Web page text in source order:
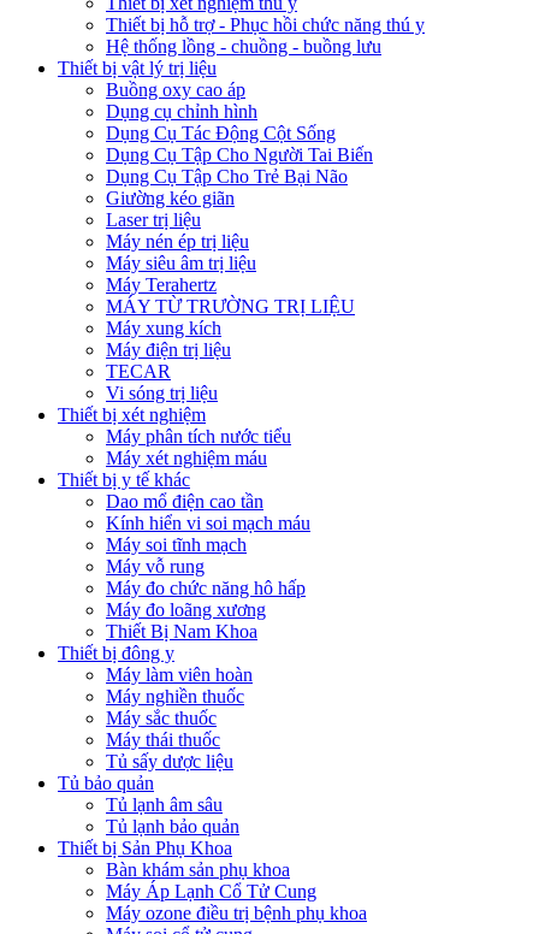
Thiết bị hỗ trợ - Phục hồi chức năng thú y
Hệ thống lồng - chuồng - buồng lưu
Thiết bị vật lý trị liệu
Buồng oxy cao áp
Dụng cụ chỉnh hình
Dụng Cụ Tác Động Cột Sống
Dụng Cụ Tập Cho Người Tai Biến
Dụng Cụ Tập Cho Trẻ Bại Não
Giường kéo giãn
Laser trị liệu
Máy nén ép trị liệu
Máy siêu âm trị liệu
Máy Terahertz
MÁY TỪ TRƯỜNG TRỊ LIỆU
Máy xung kích
Máy điện trị liệu
TECAR
Vi sóng trị liệu
Thiết bị xét nghiệm
Máy phân tích nước tiểu
Máy xét nghiệm máu
Thiết bị y tế khác
Dao mổ điện cao tần
Kính hiển vi soi mạch máu
Máy soi tĩnh mạch
Máy vỗ rung
Máy đo chức năng hô hấp
Máy đo loãng xương
Thiết Bị Nam Khoa
Thiết bị đông y
Máy làm viên hoàn
Máy nghiền thuốc
Máy sắc thuốc
Máy thái thuốc
Tủ sấy dược liệu
Tủ bảo quản
Tủ lạnh âm sâu
Tủ lạnh bảo quản
Thiết bị Sản Phụ Khoa
Bàn khám sản phụ khoa
Máy Áp Lạnh Cổ Tử Cung
Máy ozone điều trị bệnh phụ khoa